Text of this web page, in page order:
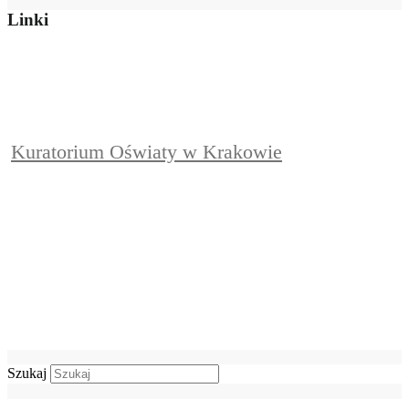
Linki
Kuratorium Oświaty w Krakowie
Szukaj